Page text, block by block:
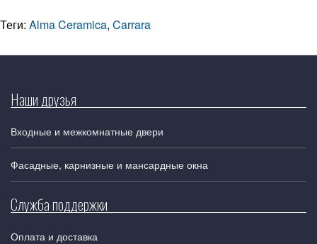
Теги: Alma Ceramica, Carrara
Наши друзья
Входные и межкомнатные двери
Фасадные, карнизные и мансардные окна
Служба поддержки
Оплата и доставка